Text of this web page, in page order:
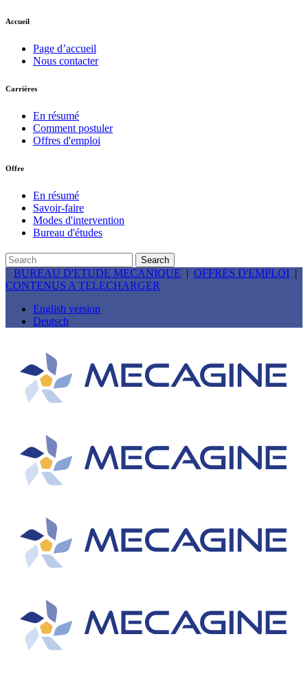
Accueil
Page d’accueil
Nous contacter
Carrières
En résumé
Comment postuler
Offres d'emploi
Offre
En résumé
Savoir-faire
Modes d'intervention
Bureau d'études
BUREAU D'ETUDE MECANIQUE | OFFRES D'EMPLOI |
CONTENUS A TELECHARGER
English version
Deutsch